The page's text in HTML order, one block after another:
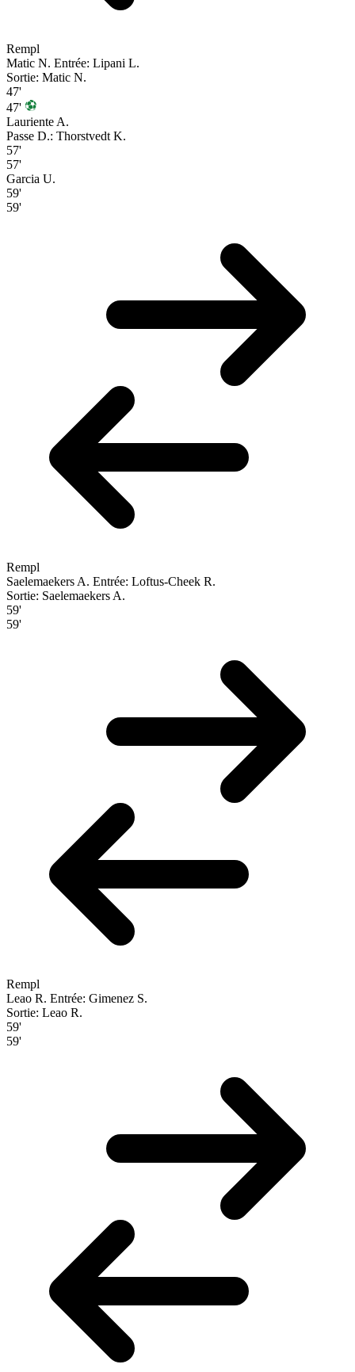
Rempl
Matic N. Entrée: Lipani L.
Sortie: Matic N.
47'
47'
Lauriente A.
Passe D.: Thorstvedt K.
57'
57'
Garcia U.
59'
59'
Rempl
Saelemaekers A. Entrée: Loftus-Cheek R.
Sortie: Saelemaekers A.
59'
59'
Rempl
Leao R. Entrée: Gimenez S.
Sortie: Leao R.
59'
59'